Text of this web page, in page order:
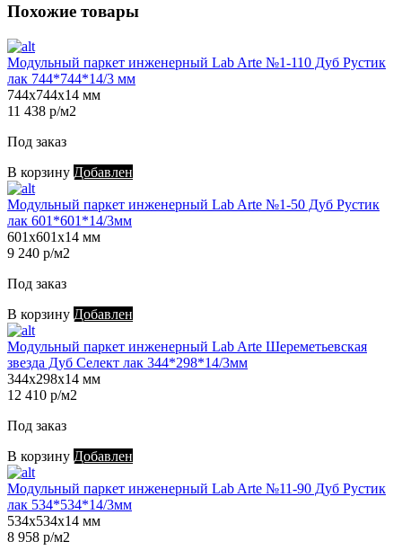
Похожие товары
Модульный паркет инженерный Lab Arte №1-110 Дуб Рустик
лак 744*744*14/3 мм
744х744х14 мм
11 438 р/м2
Под заказ
В корзину Добавлен
Модульный паркет инженерный Lab Arte №1-50 Дуб Рустик
лак 601*601*14/3мм
601х601х14 мм
9 240 р/м2
Под заказ
В корзину Добавлен
Модульный паркет инженерный Lab Arte Шереметьевская
звезда Дуб Селект лак 344*298*14/3мм
344х298х14 мм
12 410 р/м2
Под заказ
В корзину Добавлен
Модульный паркет инженерный Lab Arte №11-90 Дуб Рустик
лак 534*534*14/3мм
534х534х14 мм
8 958 р/м2